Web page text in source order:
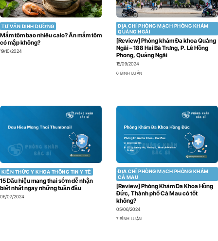
TƯ VẤN DINH DƯỠNG
Mắm tôm bao nhiêu calo? Ăn mắm tôm
có mập không?
19/10/2024
ĐỊA CHỈ PHÒNG MẠCH PHÒNG KHÁM
QUẢNG NGÃI
[Review] Phòng khám Đa khoa Quảng
Ngãi – 188 Hai Bà Trưng, P. Lê Hồng
Phong, Quảng Ngãi
15/09/2024
6 BÌNH LUẬN
KIẾN THỨC Y KHOA THÔNG TIN Y TẾ
15 Dấu hiệu mang thai sớm dễ nhận
biết nhất ngay những tuần đầu
06/07/2024
ĐỊA CHỈ PHÒNG MẠCH PHÒNG KHÁM
CÀ MAU
[Review] Phòng Khám Đa Khoa Hồng
Đức, Thành phố Cà Mau có tốt
không?
05/06/2024
7 BÌNH LUẬN